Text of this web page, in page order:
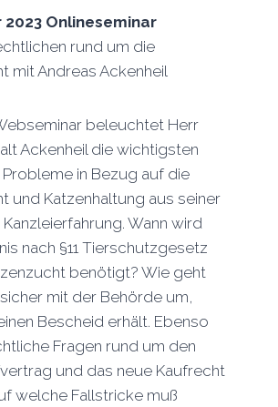
Onlineseminar
rund um die
mit Andreas Ackenheil
beleuchtet Herr
Ackenheil die wichtigsten
in Bezug auf die
und Katzenhaltung aus seiner
Wann wird
nach §11 Tierschutzgesetz
benötigt? Wie geht
mit der Behörde um,
Bescheid erhält. Ebenso
Fragen rund um den
und das neue Kaufrecht
welche Fallstricke muß